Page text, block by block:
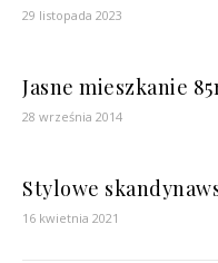
29 listopada 2023
Jasne mieszkanie
28 września 2014
Stylowe
16 kwietnia 2021